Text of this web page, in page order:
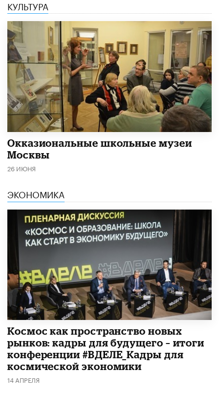
КУЛЬТУРА
​Окказиональные школьные музеи
Москвы
26 ИЮНЯ
ЭКОНОМИКА
Космос как пространство новых
рынков: кадры для будущего – итоги
конференции #ВДЕЛЕ_Кадры для
космической экономики
14 АПРЕЛЯ